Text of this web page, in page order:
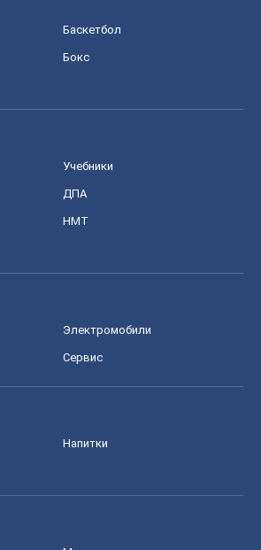
Баскетбол
Бокс
Учебники
ДПА
НМТ
Электромобили
Сервис
Напитки